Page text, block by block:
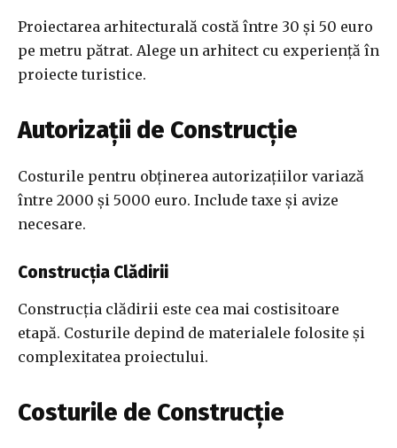
Proiectarea arhitecturală costă între 30 și 50 euro
pe metru pătrat. Alege un arhitect cu experiență în
proiecte turistice.
Autorizații de Construcție
Costurile pentru obținerea autorizațiilor variază
între 2000 și 5000 euro. Include taxe și avize
necesare.
Construcția Clădirii
Construcția clădirii este cea mai costisitoare
etapă. Costurile depind de materialele folosite și
complexitatea proiectului.
Costurile de Construcție